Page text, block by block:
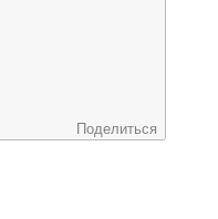
Поделиться